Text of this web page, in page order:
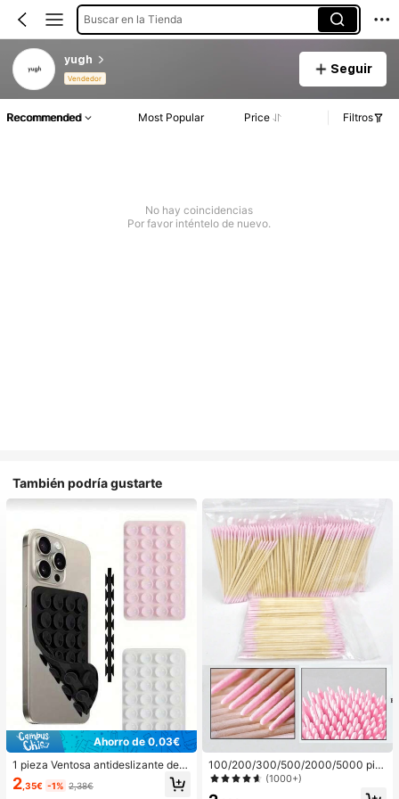
Buscar en la Tienda
yugh
Vendedor
Seguir
Recommended Most Popular Price Filtros
No hay coincidencias
Por favor inténtelo de nuevo.
También podría gustarte
Ahorro de 0,03€
1 pieza Ventosa antideslizante de si
licona para teléfono, 28 piezas Vent
osas de silicona (almohadillas auto
2 ,35€ -1% 2,38€
100/200/300/500/2000/5000 pie
zas/20 piezas Palitos aplicadores d
e esmalte de uñas de doble extrem
(1000+)